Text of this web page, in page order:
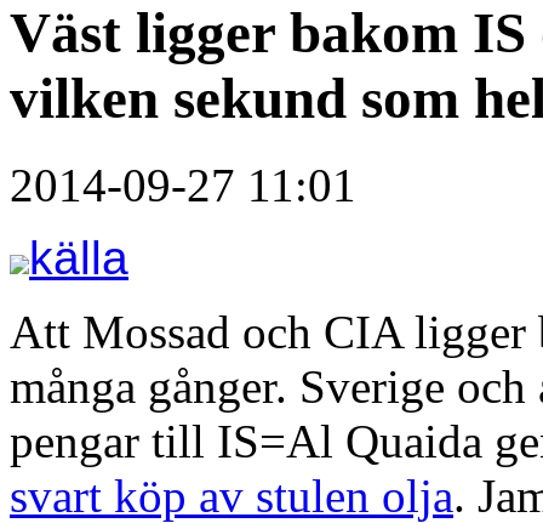
Väst ligger bakom IS
vilken sekund som
2014-09-27 11:01
källa
Att Mossad och CIA ligger
många gånger. Sverige
pengar till IS=Al Quaida
svart köp av stulen olja.